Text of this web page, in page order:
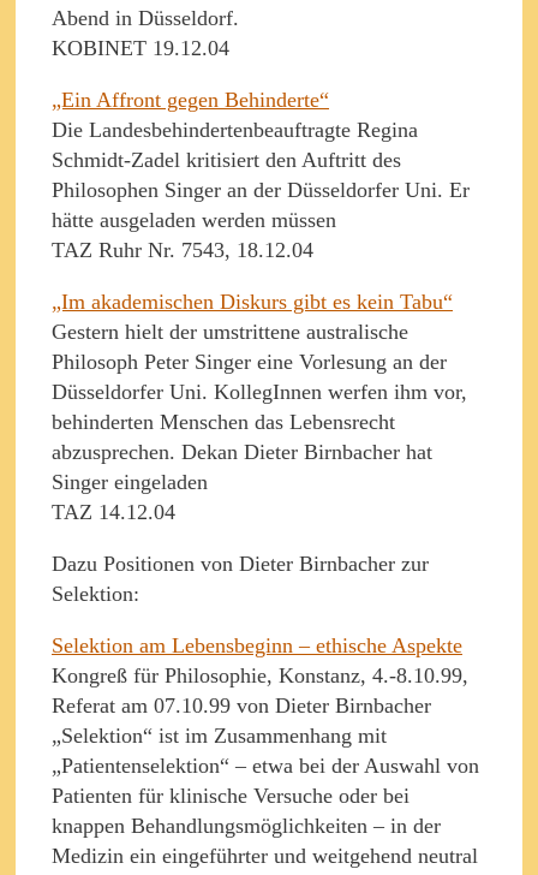
Abend in Düsseldorf.
KOBINET 19.12.04
„Ein Affront gegen Behinderte“
Die Landesbehindertenbeauftragte Regina
Schmidt-Zadel kritisiert den Auftritt des
Philosophen Singer an der Düsseldorfer Uni. Er
hätte ausgeladen werden müssen
TAZ Ruhr Nr. 7543, 18.12.04
„Im akademischen Diskurs gibt es kein Tabu“
Gestern hielt der umstrittene australische
Philosoph Peter Singer eine Vorlesung an der
Düsseldorfer Uni. KollegInnen werfen ihm vor,
behinderten Menschen das Lebensrecht
abzusprechen. Dekan Dieter Birnbacher hat
Singer eingeladen
TAZ 14.12.04
Dazu Positionen von Dieter Birnbacher zur
Selektion:
Selektion am Lebensbeginn – ethische Aspekte
Kongreß für Philosophie, Konstanz, 4.-8.10.99,
Referat am 07.10.99 von Dieter Birnbacher
„Selektion“ ist im Zusammenhang mit
„Patientenselektion“ – etwa bei der Auswahl von
Patienten für klinische Versuche oder bei
knappen Behandlungsmöglichkeiten – in der
Medizin ein eingeführter und weitgehend neutral